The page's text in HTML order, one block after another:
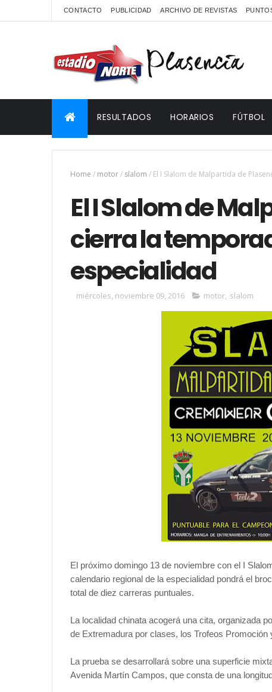
CONTACTO PUBLICIDAD ARCHIVO DE REVISTAS
RESULTADOS HORARIOS FÚTBOL
Home / motor/ slalom / El I Slalom de Malpartida de
El I Slalom de
cierra la
especialidad
miércoles, noviembre 09, 2016 motor, slalom
El próximo domingo 13 de noviembre con el I
calendario regional de la especialidad pondrá el
total de diez carreras puntuales.
La localidad chinata acogerá una cita, organizada
de Extremadura por clases, los Trofeos
La prueba se desarrollará sobre una superficie
Avenida Martín Campos, que consta de una